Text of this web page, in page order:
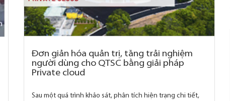
Đơn giản hóa quản trị, tăng trải nghiệm
người dùng cho QTSC bằng giải pháp
Private cloud
Sau một quá trình khảo sát, phân tích hiện trạng chi tiết,